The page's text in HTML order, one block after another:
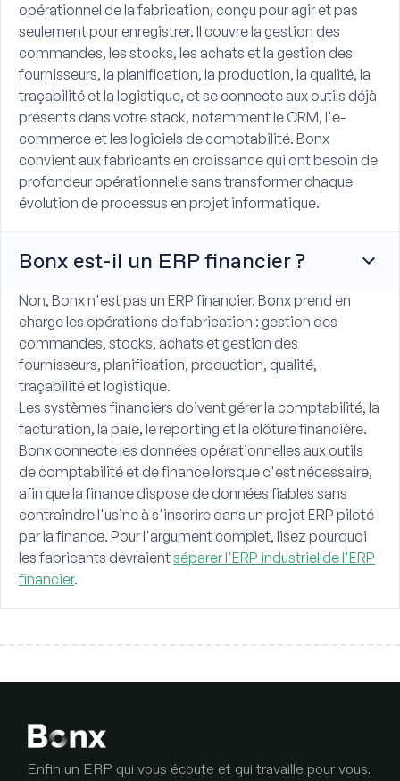
opérationnel de la fabrication, conçu pour agir et pas
seulement pour enregistrer. Il couvre la gestion des
commandes, les stocks, les achats et la gestion des
fournisseurs, la planification, la production, la qualité, la
traçabilité et la logistique, et se connecte aux outils déjà
présents dans votre stack, notamment le CRM, l'e-
commerce et les logiciels de comptabilité. Bonx
convient aux fabricants en croissance qui ont besoin de
profondeur opérationnelle sans transformer chaque
évolution de processus en projet informatique.
Bonx est-il un ERP financier ?
Non, Bonx n'est pas un ERP financier. Bonx prend en
charge les opérations de fabrication : gestion des
commandes, stocks, achats et gestion des
fournisseurs, planification, production, qualité,
traçabilité et logistique.
Les systèmes financiers doivent gérer la comptabilité, la
facturation, la paie, le reporting et la clôture financière.
Bonx connecte les données opérationnelles aux outils
de comptabilité et de finance lorsque c'est nécessaire,
afin que la finance dispose de données fiables sans
contraindre l'usine à s'inscrire dans un projet ERP piloté
par la finance. Pour l'argument complet, lisez pourquoi
les fabricants devraientséparer l'ERP industriel de l'ERP
financier.
Enfin un ERP qui vous écoute et qui travaille pour vous.